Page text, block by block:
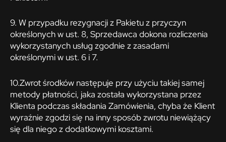
9. W przypadku rezygnacji z Pakietu z przyczyn
określonych w ust. 8, Sprzedawca dokona rozliczenia
wykorzystanych usług zgodnie z zasadami
określonymi w ust. 6 i 7.
10.Zwrot środków następuje przy użyciu takiej samej
metody płatności, jaka została wykorzystana przez
Klienta podczas składania Zamówienia, chyba że Klient
wyraźnie zgodzi się na inny sposób zwrotu niewiążący
się dla niego z dodatkowymi kosztami.